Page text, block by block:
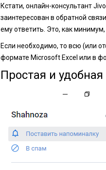
Кстати, онлайн-консультант
заинтересован в обратной
ему ответить. Это, как
Если необходимо, то всю (или
формате Microsoft Excel или в
Простая и